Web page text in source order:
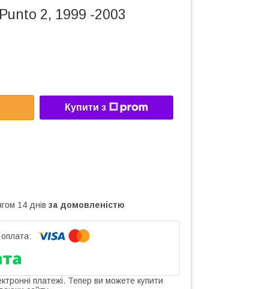
2, 1999 -2003
Купити з
14 днів за домовленістю
платежі. Тепер ви можете купити